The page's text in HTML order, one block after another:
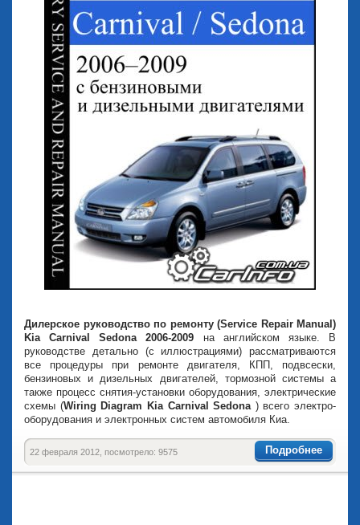
Дилерское руководство по ремонту (Service Repair Manual)
Kia Carnival Sedona 2006-2009 на английском языке. В
руководстве детально (с иллюстрациями) рассматриваются
все процедуры при ремонте двигателя, КПП, подвсески,
бензиновых и дизельных двигателей, тормозной системы а
также процесс снятия-установки оборудования, электрические
схемы (Wiring Diagram Kia Carnival Sedona ) всего электро-
оборудования и электронных систем автомобиля Киа.
Подробнее
22 февраля 2012, посмотрело: 9575